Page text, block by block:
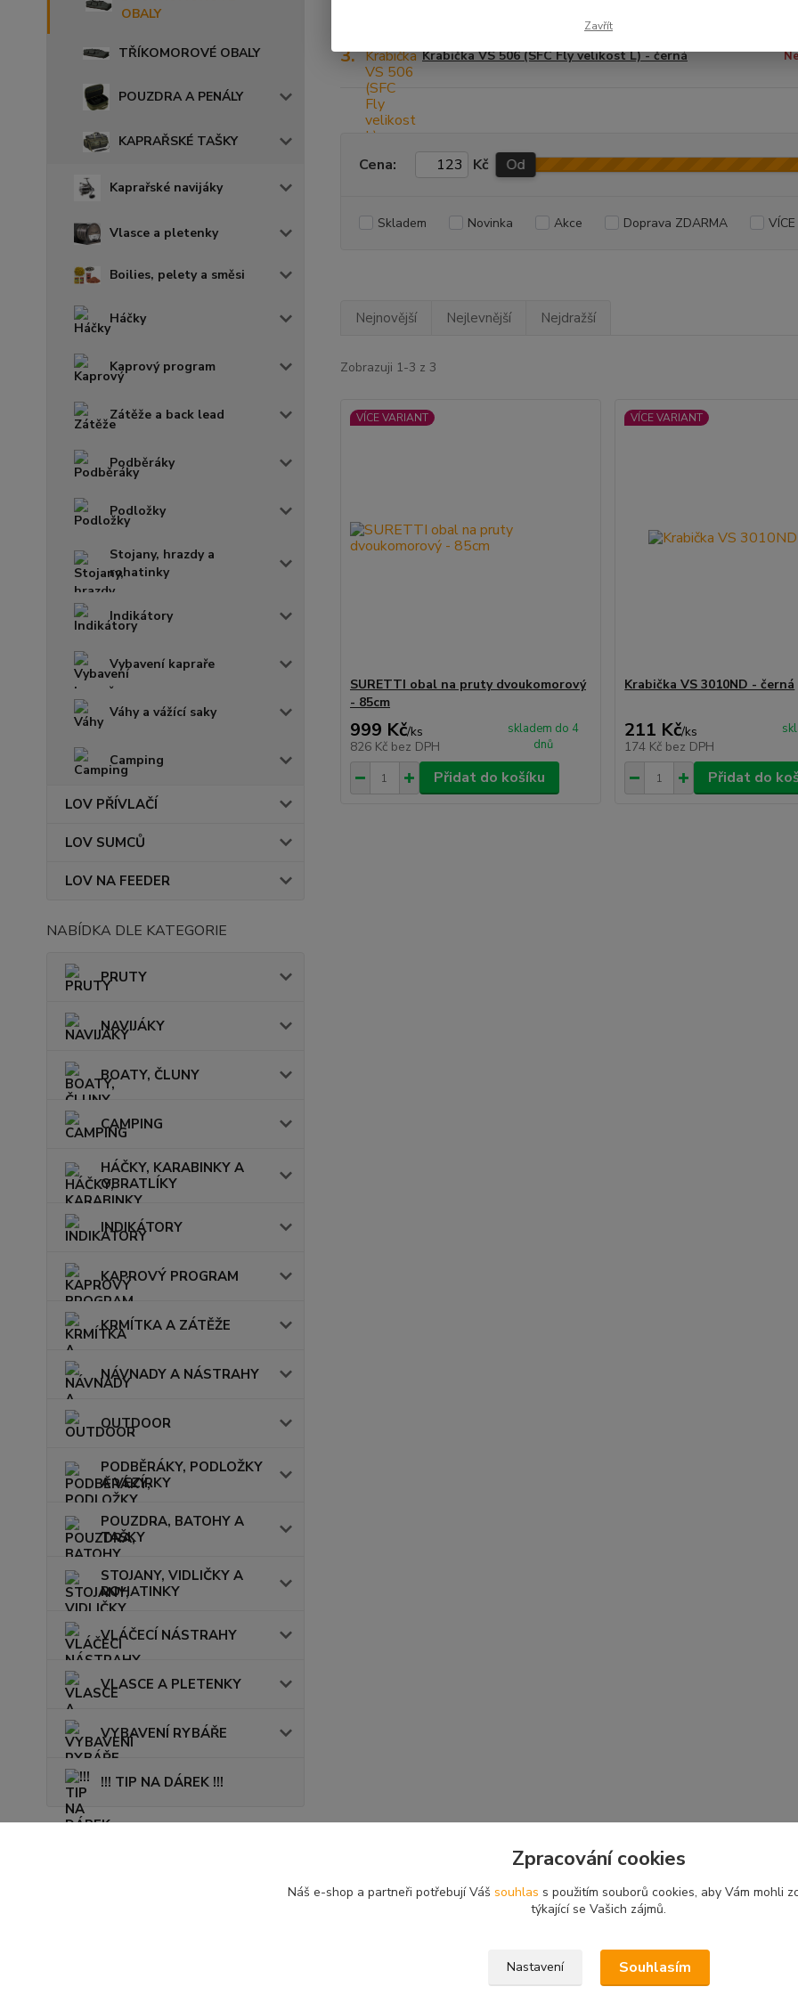
OBALY
TŘÍKOMOROVÉ OBALY
POUZDRA A PENÁLY
KAPRAŘSKÉ TAŠKY
Kaprařské navijáky
Vlasce a pletenky
Boilies, pelety a směsi
Háčky
Kaprový program
Zátěže a back lead
Podběráky
Podložky
Stojany, hrazdy a
rohatinky
Indikátory
Vybavení kapraře
Váhy a vážící saky
Camping
LOV PŘÍVLAČÍ
LOV SUMCŮ
LOV NA FEEDER
NABÍDKA DLE KATEGORIE
PRUTY
NAVIJÁKY
BOATY, ČLUNY
CAMPING
HÁČKY, KARABINKY A
OBRATLÍKY
INDIKÁTORY
KAPROVÝ PROGRAM
KRMÍTKA A ZÁTĚŽE
NÁVNADY A NÁSTRAHY
OUTDOOR
PODBĚRÁKY, PODLOŽKY
A VEZÍRKY
POUZDRA, BATOHY A
TAŠKY
STOJANY, VIDLIČKY A
ROHATINKY
VLÁČECÍ NÁSTRAHY
VLASCE A PLETENKY
VYBAVENÍ RYBÁŘE
!!! TIP NA DÁREK !!!
3. Krabička VS 506 (SFC Fly velikost L) - černá
Cena: Kč Od
Skladem Novinka Akce Doprava ZDARMA
Nejnovější Nejlevnější Nejdražší
Zobrazuji 1-3 z 3
VÍCE VARIANT
SURETTI obal na pruty dvoukomorový
- 85cm
999 Kč/ks
826 Kč bez DPH
skladem do 4
dnů
Přidat do košíku
VÍCE VARIANT
Krabička VS 3010ND - černá
211 Kč/ks
174 Kč bez DPH
Přidat do
Zavřít
Zpracování cookies
Náš e-shop a partneři potřebují Váš souhlas s použitím souborů cookies, aby Vám mohli
týkající se Vašich zájmů.
Nastavení Souhlasím